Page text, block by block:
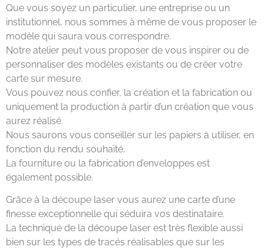
Que vous soyez un particulier, une entreprise ou un
institutionnel, nous sommes à même de vous proposer le
modèle qui saura vous correspondre.
Notre atelier peut vous proposer de vous inspirer ou de
personnaliser des modèles existants ou de créer votre
carte sur mesure.
Vous pouvez nous confier, la création et la fabrication ou
uniquement la production à partir d’un création que vous
aurez réalisé.
Nous saurons vous conseiller sur les papiers à utiliser, en
fonction du rendu souhaité.
La fourniture ou la fabrication d’enveloppes est
également possible.
Grâce à la découpe laser vous aurez une carte d’une
finesse exceptionnelle qui séduira vos destinataire.
La technique de la découpe laser est très flexible aussi
bien sur les types de tracés réalisables que sur les